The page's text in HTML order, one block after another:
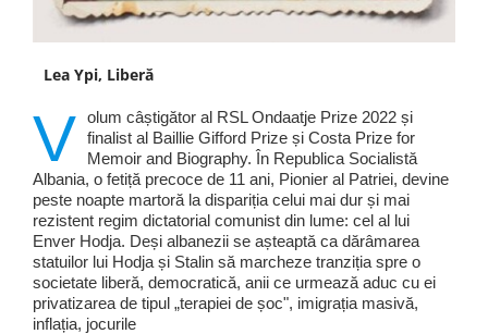
Lea Ypi, Liberă
V olum câștigător al RSL Ondaatje Prize 2022 și
finalist al Baillie Gifford Prize și Costa Prize for
Memoir and Biography. În Republica Socialistă
Albania, o fetiță precoce de 11 ani, Pionier al Patriei, devine
peste noapte martoră la dispariția celui mai dur și mai
rezistent regim dictatorial comunist din lume: cel al lui
Enver Hodja. Deși albanezii se așteaptă ca dărâmarea
statuilor lui Hodja și Stalin să marcheze tranziția spre o
societate liberă, democratică, anii ce urmează aduc cu ei
privatizarea de tipul „terapiei de șoc", imigrația masivă,
inflația, jocurile